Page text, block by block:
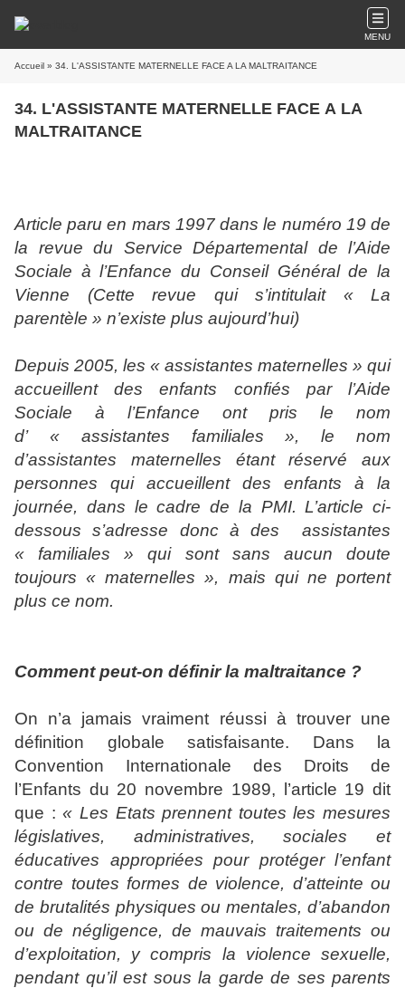
MENU
Accueil » 34. L'ASSISTANTE MATERNELLE FACE A LA MALTRAITANCE
34. L'ASSISTANTE MATERNELLE FACE A LA
MALTRAITANCE
Article paru en mars 1997 dans le numéro 19 de
la revue du Service Départemental de l’Aide
Sociale à l’Enfance du Conseil Général de la
Vienne (Cette revue qui s’intitulait « La
parentèle » n’existe plus aujourd’hui)
Depuis 2005, les « assistantes maternelles » qui
accueillent des enfants confiés par l’Aide
Sociale à l’Enfance ont pris le nom
d’ « assistantes familiales », le nom
d’assistantes maternelles étant réservé aux
personnes qui accueillent des enfants à la
journée, dans le cadre de la PMI. L’article ci-
dessous s’adresse donc à des assistantes
« familiales » qui sont sans aucun doute
toujours « maternelles », mais qui ne portent
plus ce nom.
Comment peut-on définir la maltraitance ?
On n’a jamais vraiment réussi à trouver une
définition globale satisfaisante. Dans la
Convention Internationale des Droits de
l’Enfants du 20 novembre 1989, l’article 19 dit
que :« Les Etats prennent toutes les mesures
législatives, administratives, sociales et
éducatives appropriées pour protéger l’enfant
contre toutes formes de violence, d’atteinte ou
de brutalités physiques ou mentales, d’abandon
ou de négligence, de mauvais traitements ou
d’exploitation, y compris la violence sexuelle,
pendant qu’il est sous la garde de ses parents